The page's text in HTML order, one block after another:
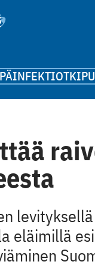
INFEKTIOTKIPU
eläimillä